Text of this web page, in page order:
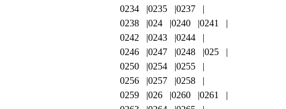
0234
0235
0237
0238
024 0240
0241
0242
0243
0244
0246
0247 0248
025
0250
0254
0255
0256
0257
0258
0259
026 0260
0261